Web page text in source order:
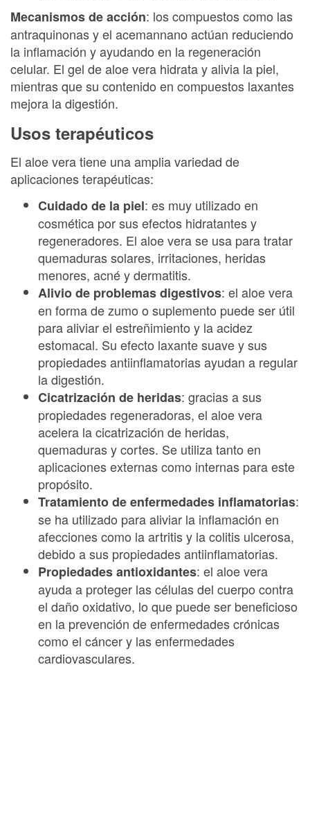
Mecanismos de acción: los compuestos como las
antraquinonas y el acemannano actúan reduciendo
la inflamación y ayudando en la regeneración
celular. El gel de aloe vera hidrata y alivia la piel,
mientras que su contenido en compuestos laxantes
mejora la digestión.
Usos terapéuticos
El aloe vera tiene una amplia variedad de
aplicaciones terapéuticas:
Cuidado de la piel: es muy utilizado en
cosmética por sus efectos hidratantes y
regeneradores. El aloe vera se usa para tratar
quemaduras solares, irritaciones, heridas
menores, acné y dermatitis.
Alivio de problemas digestivos: el aloe vera
en forma de zumo o suplemento puede ser útil
para aliviar el estreñimiento y la acidez
estomacal. Su efecto laxante suave y sus
propiedades antiinflamatorias ayudan a regular
la digestión.
Cicatrización de heridas: gracias a sus
propiedades regeneradoras, el aloe vera
acelera la cicatrización de heridas,
quemaduras y cortes. Se utiliza tanto en
aplicaciones externas como internas para este
propósito.
Tratamiento de enfermedades inflamatorias:
se ha utilizado para aliviar la inflamación en
afecciones como la artritis y la colitis ulcerosa,
debido a sus propiedades antiinflamatorias.
Propiedades antioxidantes: el aloe vera
ayuda a proteger las células del cuerpo contra
el daño oxidativo, lo que puede ser beneficioso
en la prevención de enfermedades crónicas
como el cáncer y las enfermedades
cardiovasculares.